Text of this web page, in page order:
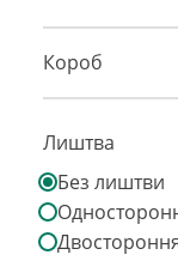
Короб
Лиштва
Без лиштви